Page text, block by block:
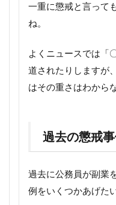
一重に懲戒と言って
ね。
よくニュースでは「
道されたりしますが
はその重さはわから
過去の懲戒
過去に公務員が副業
例をいくつかあげた